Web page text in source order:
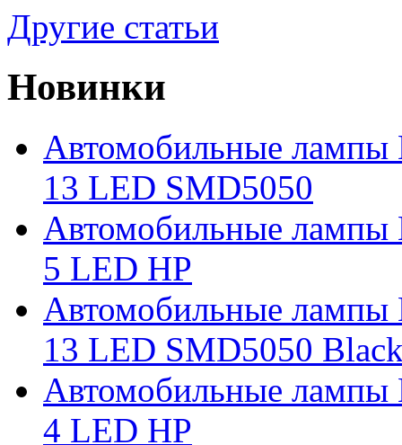
Другие статьи
Новинки
Автомобильные лампы
13 LED SMD5050
Автомобильные лампы
5 LED HP
Автомобильные лампы
13 LED SMD5050
Автомобильные лампы
4 LED HP